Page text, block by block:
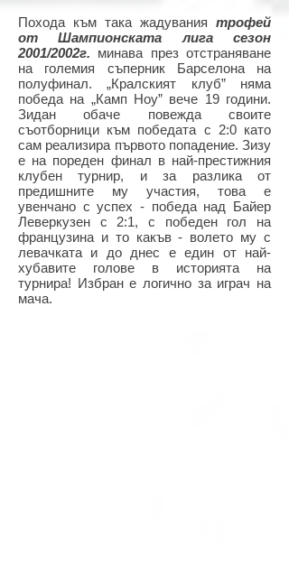
Похода към така жадувания трофей
от Шампионската лига сезон
2001/2002г. минава през отстраняване
на големия съперник Барселона на
полуфинал. „Кралският клуб” няма
победа на „Камп Ноу” вече 19 години.
Зидан обаче повежда своите
съотборници към победата с 2:0 като
сам реализира първото попадение. Зизу
е на пореден финал в най-престижния
клубен турнир, и за разлика от
предишните му участия, това е
увенчано с успех - победа над Байер
Леверкузен с 2:1, с победен гол на
французина и то какъв - волето му с
левачката и до днес е един от най-
хубавите голове в историята на
турнира! Избран е логично за играч на
мача.